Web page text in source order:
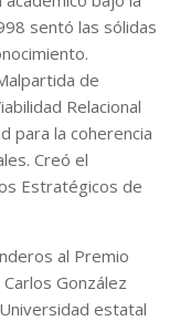
sentó las sólidas
de
Relacional
para la coherencia
Creó el
Estratégicos de
al Premio
González
estatal